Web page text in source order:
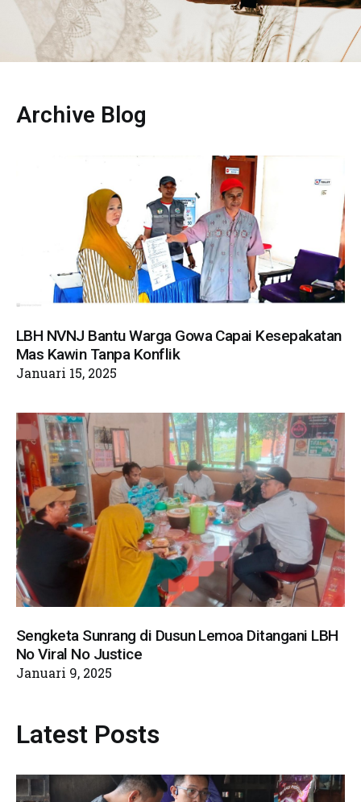
Archive Blog
LBH NVNJ Bantu Warga Gowa Capai Kesepakatan
Mas Kawin Tanpa Konflik
Januari 15, 2025
Sengketa Sunrang di Dusun Lemoa Ditangani LBH
No Viral No Justice
Januari 9, 2025
Latest Posts